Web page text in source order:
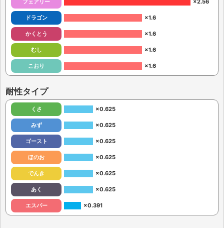
フェアリー ×2.56
ドラゴン ×1.6
かくとう ×1.6
むし ×1.6
こおり ×1.6
耐性タイプ
くさ ×0.625
みず ×0.625
ゴースト ×0.625
ほのお ×0.625
でんき ×0.625
あく ×0.625
エスパー ×0.391